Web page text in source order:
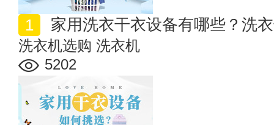
家用洗衣干衣设备有哪些？洗
洗衣机选购 洗衣机
5202